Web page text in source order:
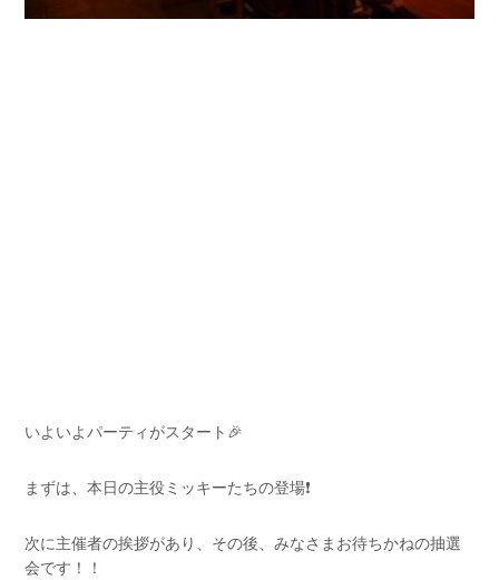
いよいよパーティがスタート🎉
まずは、本日の主役ミッキーたちの登場❗
次に主催者の挨拶があり、その後、みなさまお待ちかねの抽選
会です！！